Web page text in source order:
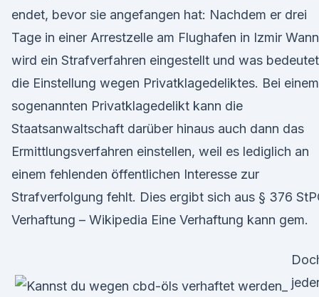
endet, bevor sie angefangen hat: Nachdem er drei
Tage in einer Arrestzelle am Flughafen in Izmir Wann
wird ein Strafverfahren eingestellt und was bedeutet
die Einstellung wegen Privatklagedeliktes. Bei einem
sogenannten Privatklagedelikt kann die
Staatsanwaltschaft darüber hinaus auch dann das
Ermittlungsverfahren einstellen, weil es lediglich an
einem fehlenden öffentlichen Interesse zur
Strafverfolgung fehlt. Dies ergibt sich aus § 376
Verhaftung – Wikipedia Eine Verhaftung kann gem.